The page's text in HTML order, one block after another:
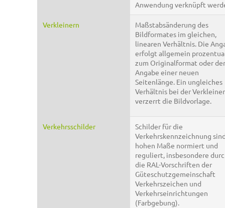
Anwendung verknüpft
Verkleinern
Maßstabsänderung des
Bildformates im gleichen,
linearen Verhältnis. Die
erfolgt allgemein
zum Originalformat oder der
Angabe einer neuen
Seitenlänge. Ein ungleiches
Verhältnis bei der
verzerrt die Bildvorlage.
Verkehrsschilder
Schilder für die
Verkehrskennzeichnung
hohen Maße normiert und
reguliert, insbesondere
die RAL-Vorschriften der
Güteschutzgemeinschaft
Verkehrszeichen und
Verkehrseinrichtungen
(Farbgebung).